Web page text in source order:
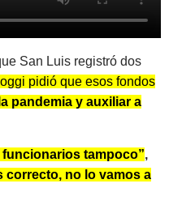
San Luis registró dos
pidió que esos fondos
pandemia y auxiliar a
tampoco”,
correcto, no lo vamos a